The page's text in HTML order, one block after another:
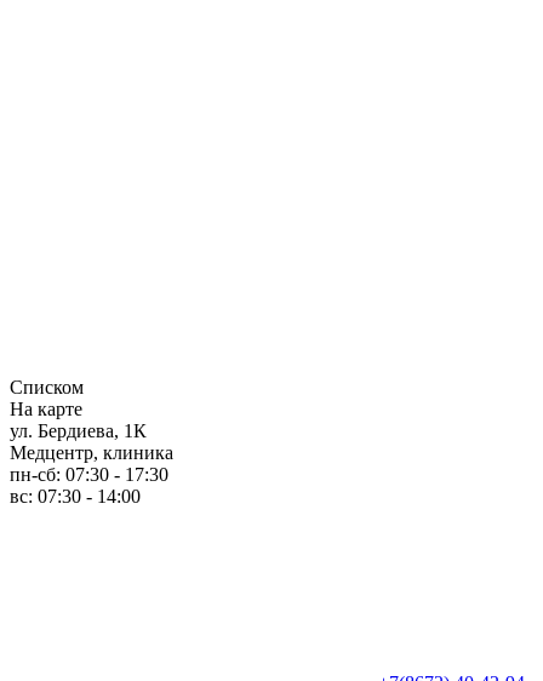
Списком
На карте
ул. Бердиева, 1К
Медцентр, клиника
пн-сб: 07:30 - 17:30
вс: 07:30 - 14:00